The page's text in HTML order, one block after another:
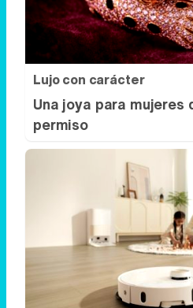
Lujo con carácter
Una joya para mujeres
permiso